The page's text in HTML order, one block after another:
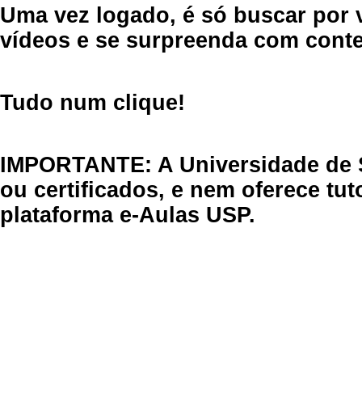
Uma vez logado, é só buscar por
vídeos e se surpreenda com
Tudo num clique!
IMPORTANTE: A Universidade
ou certificados, e nem oferece
plataforma e-Aulas USP.